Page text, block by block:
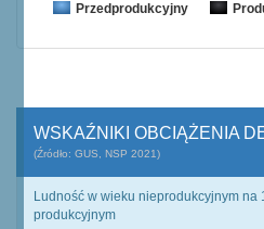
Przedprodukcyjny
WSKAŹNIKI OBCIĄŻENIA
(Źródło: GUS, NSP 2021)
Ludność w wieku nieprodukcyjnym na
produkcyjnym